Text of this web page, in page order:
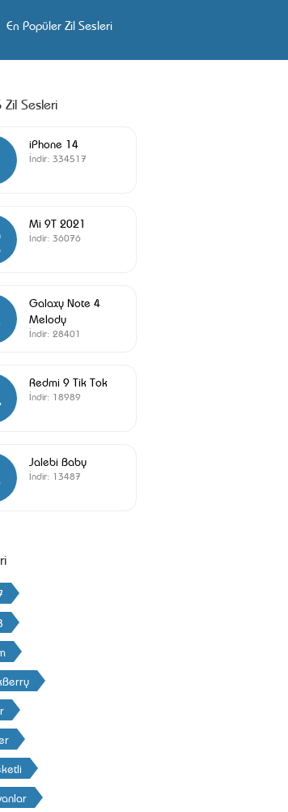
En Popüler Zil Sesleri
Sesleri
iPhone 14
İndir: 334517
Mi 9T 2021
İndir: 36076
Galaxy Note 4
Melody
İndir: 28401
Redmi 9 Tik Tok
İndir: 18989
Jalebi Baby
İndir: 13487